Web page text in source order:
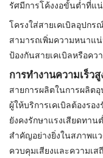
รัศมีการโค้งงอขั้นต่ำที่แ
โครงใส่สายเคเบิลอุปกร
สามารถเพิ่มความหนาแ
ป้องกันสายเคเบิลหรือค
การทำงานความเร็ว
สายการผลิตในการผลิต
ผู้ให้บริการเคเบิลต้องรอ
ยังคงรักษาแรงเสียดทา
สำคัญอย่างยิ่งในสภาพแ
ควบคุมเสียงและความเ